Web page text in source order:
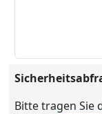
Bitte tragen Sie